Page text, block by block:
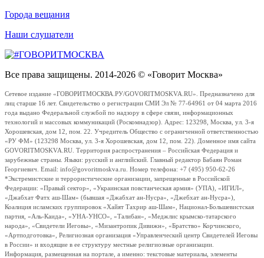
Города вещания
Наши слушатели
Все права защищены. 2014-2026 © «Говорит Москва»
Сетевое издание «ГОВОРИТМОСКВА.РУ/GOVORITMOSKVA.RU». Предназначено для
лиц старше 16 лет. Свидетельство о регистрации СМИ Эл № 77-64961 от 04 марта 2016
года выдано Федеральной службой по надзору в сфере связи, информационных
технологий и массовых коммуникаций (Роскомнадзор). Адрес: 123298, Москва, ул. 3-я
Хорошевская, дом 12, пом. 22. Учредитель Общество с ограниченной ответственностью
«РУ ФМ» (123298 Москва, ул. 3-я Хорошевская, дом 12, пом. 22). Доменное имя сайта
GOVORITMOSKVA.RU. Территория распространения – Российская Федерация и
зарубежные страны. Языки: русский и английский. Главный редактор Бабаян Роман
Георгиевич. Email: info@govoritmoskva.ru. Номер телефона: +7 (495) 950-62-26
*Экстремистские и террористические организации, запрещенные в Российской
Федерации: «Правый сектор», «Украинская повстанческая армия» (УПА), «ИГИЛ»,
«Джабхат Фатх аш-Шам» (бывшая «Джабхат ан-Нусра», «Джебхат ан-Нусра»),
Коалиция исламских группировок «Хайят Тахрир аш-Шам», Национал-Большевистская
партия, «Аль-Каида», «УНА-УНСО», «Талибан», «Меджлис крымско-татарского
народа», «Свидетели Иеговы», «Мизантропик Дивижн», «Братство» Корчинского,
«Артподготовка», Религиозная организация «Управленческий центр Свидетелей Иеговы
в России» и входящие в ее структуру местные религиозные организации.
Информация, размещенная на портале, а именно: текстовые материалы, элементы